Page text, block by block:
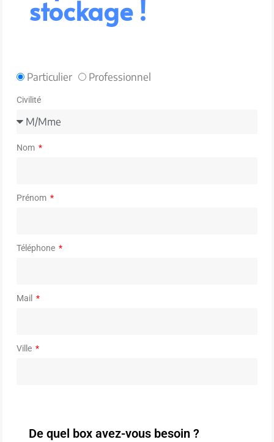
stockage !
Particulier Professionnel
Civilité
Nom
Prénom
Téléphone
Mail
Ville
De quel box avez-vous besoin ?